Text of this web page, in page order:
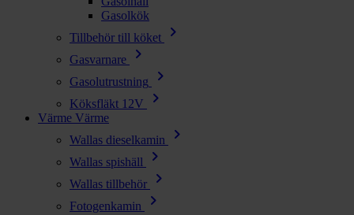
Gasolkök
Tillbehör till köket
chevron_right
Gasvarnare chevron_right
Gasolutrustning chevron_right
Köksfläkt 12V chevron_right
Värme Värme
Wallas dieselkamin
chevron_right
Wallas spishäll chevron_right
Wallas tillbehör chevron_right
Fotogenkamin chevron_right